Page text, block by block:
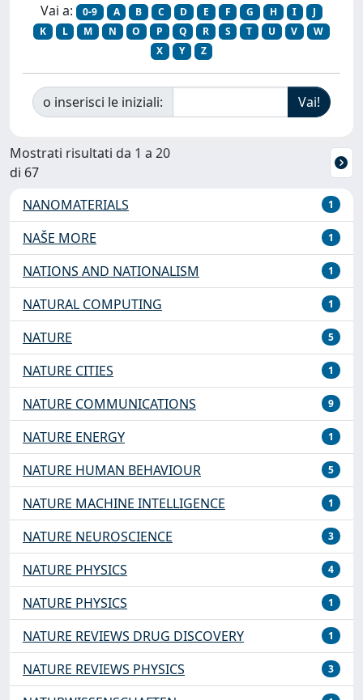
Vai a: 0-9 A B C D E F G H I
J
K
L M N O P Q R S T U V
W
X
Y Z
o inserisci le iniziali:
Mostrati risultati da 1 a 20
di 67
NANOMATERIALS
1
NAŠE MORE 1
NATIONS AND NATIONALISM 1
NATURAL COMPUTING 1
NATURE 5
NATURE CITIES 1
NATURE COMMUNICATIONS 9
NATURE ENERGY 1
NATURE HUMAN BEHAVIOUR 5
NATURE MACHINE INTELLIGENCE 1
NATURE NEUROSCIENCE 3
NATURE PHYSICS 4
NATURE PHYSICS 1
NATURE REVIEWS DRUG DISCOVERY 1
NATURE REVIEWS PHYSICS 3